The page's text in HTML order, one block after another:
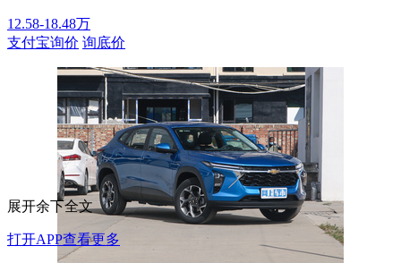
12.58-18.48万
支付宝询价 询底价
展开余下全文
打开APP查看更多